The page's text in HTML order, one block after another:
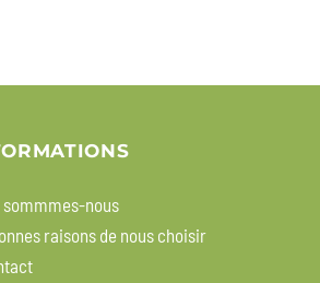
sommmes-nous
raisons de nous choisir